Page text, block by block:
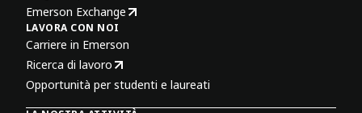
Emerson Exchange
LAVORA CON NOI
Carriere in Emerson
Ricerca di lavoro
Opportunità per studenti e laureati